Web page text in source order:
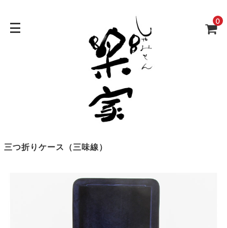
0
三つ折りケース（三味線）